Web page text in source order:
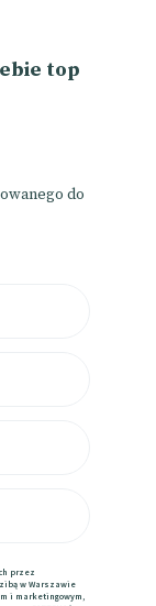
top
do
przez
w Warszawie
i marketingowym,